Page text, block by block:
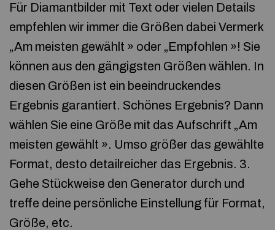
Für Diamantbilder mit Text oder vielen Details
empfehlen wir immer die Größen dabei Vermerk
„Am meisten gewählt » oder „Empfohlen »! Sie
können aus den gängigsten Größen wählen. In
diesen Größen ist ein beeindruckendes
Ergebnis garantiert. Schönes Ergebnis? Dann
wählen Sie eine Größe mit das Aufschrift „Am
meisten gewählt ». Umso größer das gewählte
Format, desto detailreicher das Ergebnis. 3.
Gehe Stückweise den Generator durch und
treffe deine persönliche Einstellung für Format,
Größe, etc.